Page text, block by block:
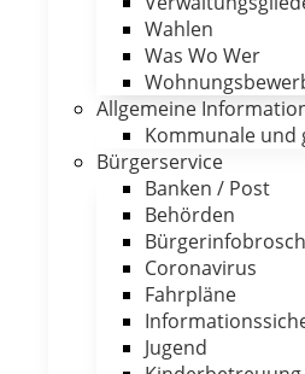
Wahlen
Was Wo Wer
Allgemeine
Kommunale und
Bürgerservice
Banken / Post
Behörden
Coronavirus
Fahrpläne
Jugend